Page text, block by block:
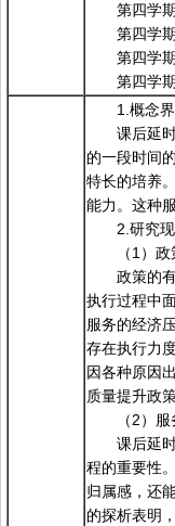
第四学
第四学
第四学
第四学
1.概念
课后延
的一段时间
特长的培养
能力。这种
2.研究
（1）
政策的
执行过程中
服务的经济
存在执行力
因各种原因
质量提升政
（2）
课后延
程的重要性
归属感，还
的探析表明